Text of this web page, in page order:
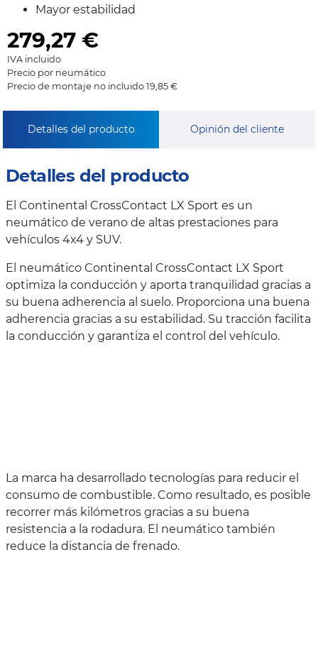
Mayor estabilidad
279,27 €
IVA incluido
Precio por neumático
Precio de montaje no incluido 19,85 €
Detalles del producto Opinión del cliente
Detalles del producto
El Continental CrossContact LX Sport es un
neumático de verano de altas prestaciones para
vehículos 4x4 y SUV.
El neumático Continental CrossContact LX Sport
optimiza la conducción y aporta tranquilidad gracias a
su buena adherencia al suelo. Proporciona una buena
adherencia gracias a su estabilidad. Su tracción facilita
la conducción y garantiza el control del vehículo.
La marca ha desarrollado tecnologías para reducir el
consumo de combustible. Como resultado, es posible
recorrer más kilómetros gracias a su buena
resistencia a la rodadura. El neumático también
reduce la distancia de frenado.